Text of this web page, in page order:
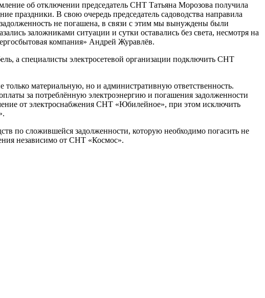
об отключении председатель СНТ Татьяна Морозова получила
праздники. В свою очередь председатель садоводства направила
не погашена, в связи с этим мы вынуждены были
заложниками ситуации и сутки оставались без света, несмотря на
компания» Андрей Журавлёв.
а специалисты электросетевой организации подключить СНТ
материальную, но и административную ответственность.
за потреблённую электроэнергию и погашения задолженности
от электроснабжения СНТ «Юбилейное», при этом исключить
по сложившейся задолженности, которую необходимо погасить не
независимо от СНТ «Космос».